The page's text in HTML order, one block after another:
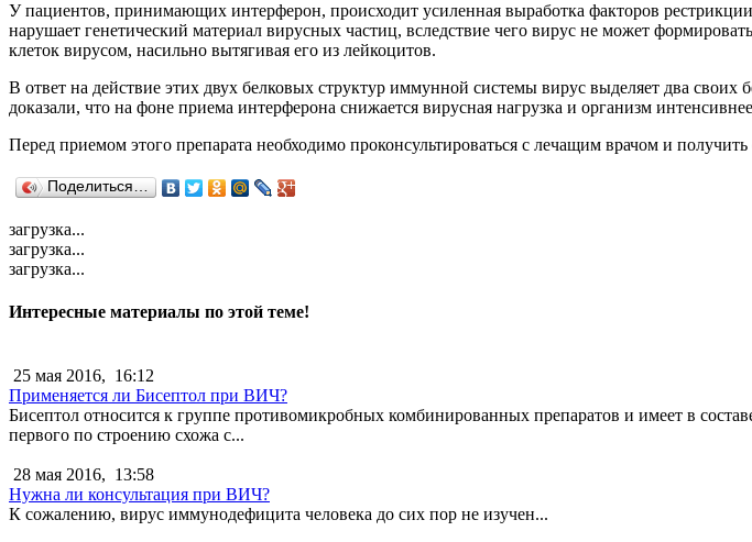
У пациентов, принимающих интерферон, происходит усиленная выработка факторов
нарушает генетический материал вирусных частиц, вследствие чего вирус не может
клеток вирусом, насильно вытягивая его из лейкоцитов.
В ответ на действие этих двух белковых структур иммунной системы вирус выделяет два
доказали, что на фоне приема интерферона снижается вирусная нагрузка и организм
Перед приемом этого препарата необходимо проконсультироваться с лечащим врачом и
Поделиться…
загрузка...
загрузка...
загрузка...
Интересные материалы по этой теме!
25 мая 2016, 16:12
Применяется ли Бисептол при ВИЧ?
Бисептол относится к группе противомикробных комбинированных препаратов и имеет в
первого по строению схожа с...
28 мая 2016, 13:58
Нужна ли консультация при ВИЧ?
К сожалению, вирус иммунодефицита человека до сих пор не изучен...